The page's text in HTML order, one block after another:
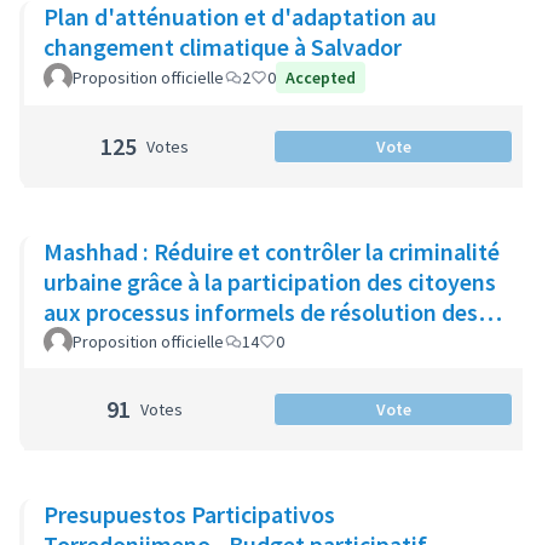
Plan d'atténuation et d'adaptation au
changement climatique à Salvador
Proposition officielle 2 0 Accepted
125 Votes Vote
Mashhad : Réduire et contrôler la criminalité
urbaine grâce à la participation des citoyens
aux processus informels de résolution des
conflits
Proposition officielle 14 0
91 Votes Vote
Presupuestos Participativos